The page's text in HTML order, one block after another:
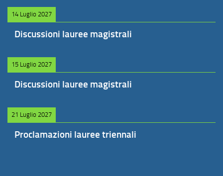
14 Luglio 2027
Discussioni lauree magistrali
15 Luglio 2027
Discussioni lauree magistrali
21 Luglio 2027
Proclamazioni lauree triennali